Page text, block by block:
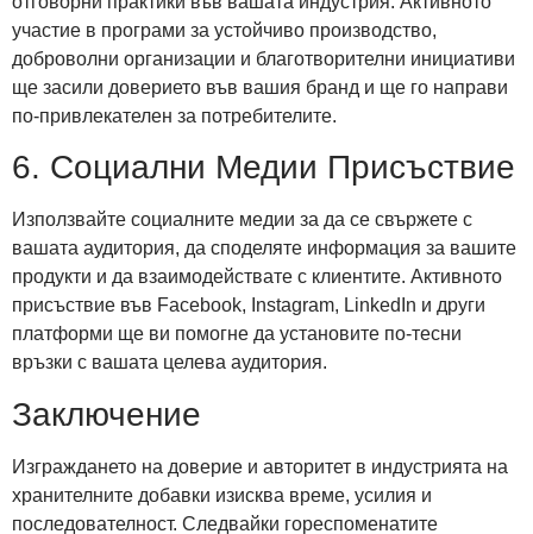
участие в програми за устойчиво производство,
доброволни организации и благотворителни инициативи
ще засили доверието във вашия бранд и ще го направи
по-привлекателен за потребителите.
6. Социални Медии Присъствие
Използвайте социалните медии за да се свържете с
вашата аудитория, да споделяте информация за вашите
продукти и да взаимодействате с клиентите. Активното
присъствие във Facebook, Instagram, LinkedIn и други
платформи ще ви помогне да установите по-тесни
връзки с вашата целева аудитория.
Заключение
Изграждането на доверие и авторитет в индустрията на
хранителните добавки изисква време, усилия и
последователност. Следвайки гореспоменатите